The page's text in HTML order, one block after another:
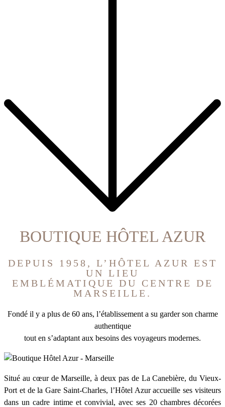
BOUTIQUE HÔTEL AZUR
DEPUIS 1958, L’HÔTEL AZUR EST
UN LIEU
EMBLÉMATIQUE DU CENTRE DE
MARSEILLE.
Fondé il y a plus de 60 ans, l’établissement a su garder son charme
authentique
tout en s’adaptant aux besoins des voyageurs modernes.
Situé au cœur de Marseille, à deux pas de La Canebière, du Vieux-
Port et de la Gare Saint-Charles, l’Hôtel Azur accueille ses visiteurs
dans un cadre intime et convivial, avec ses 20 chambres décorées